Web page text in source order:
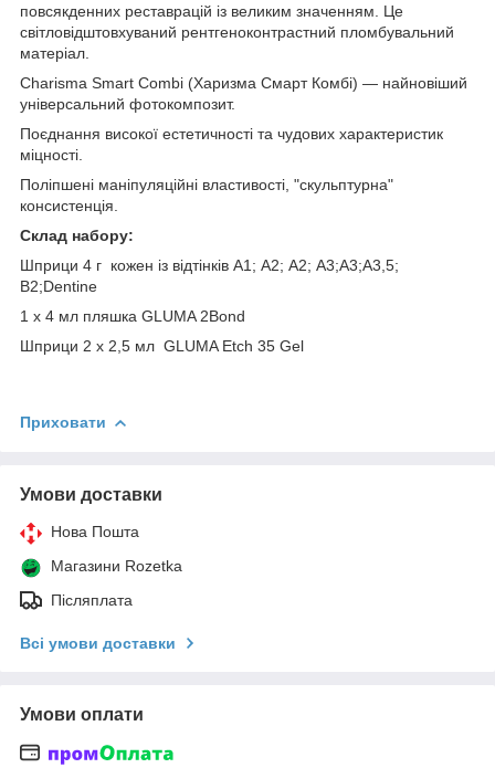
повсякденних реставрацій із великим значенням. Це
світловідштовхуваний рентгеноконтрастний пломбувальний
матеріал.
Charisma Smart Combi (Харизма Смарт Комбі) — найновіший
універсальний фотокомпозит.
Поєднання високої естетичності та чудових характеристик
міцності.
Поліпшені маніпуляційні властивості, "скульптурна"
консистенція.
Склад набору:
Шприци 4 г кожен із відтінків A1; А2; А2; А3;А3;А3,5;
B2;Dentine
1 х 4 мл пляшка GLUMA 2Bond
Шприци 2 х 2,5 мл GLUMA Etch 35 Gel
Приховати
Умови доставки
Нова Пошта
Магазини Rozetka
Післяплата
Всі умови доставки
Умови оплати